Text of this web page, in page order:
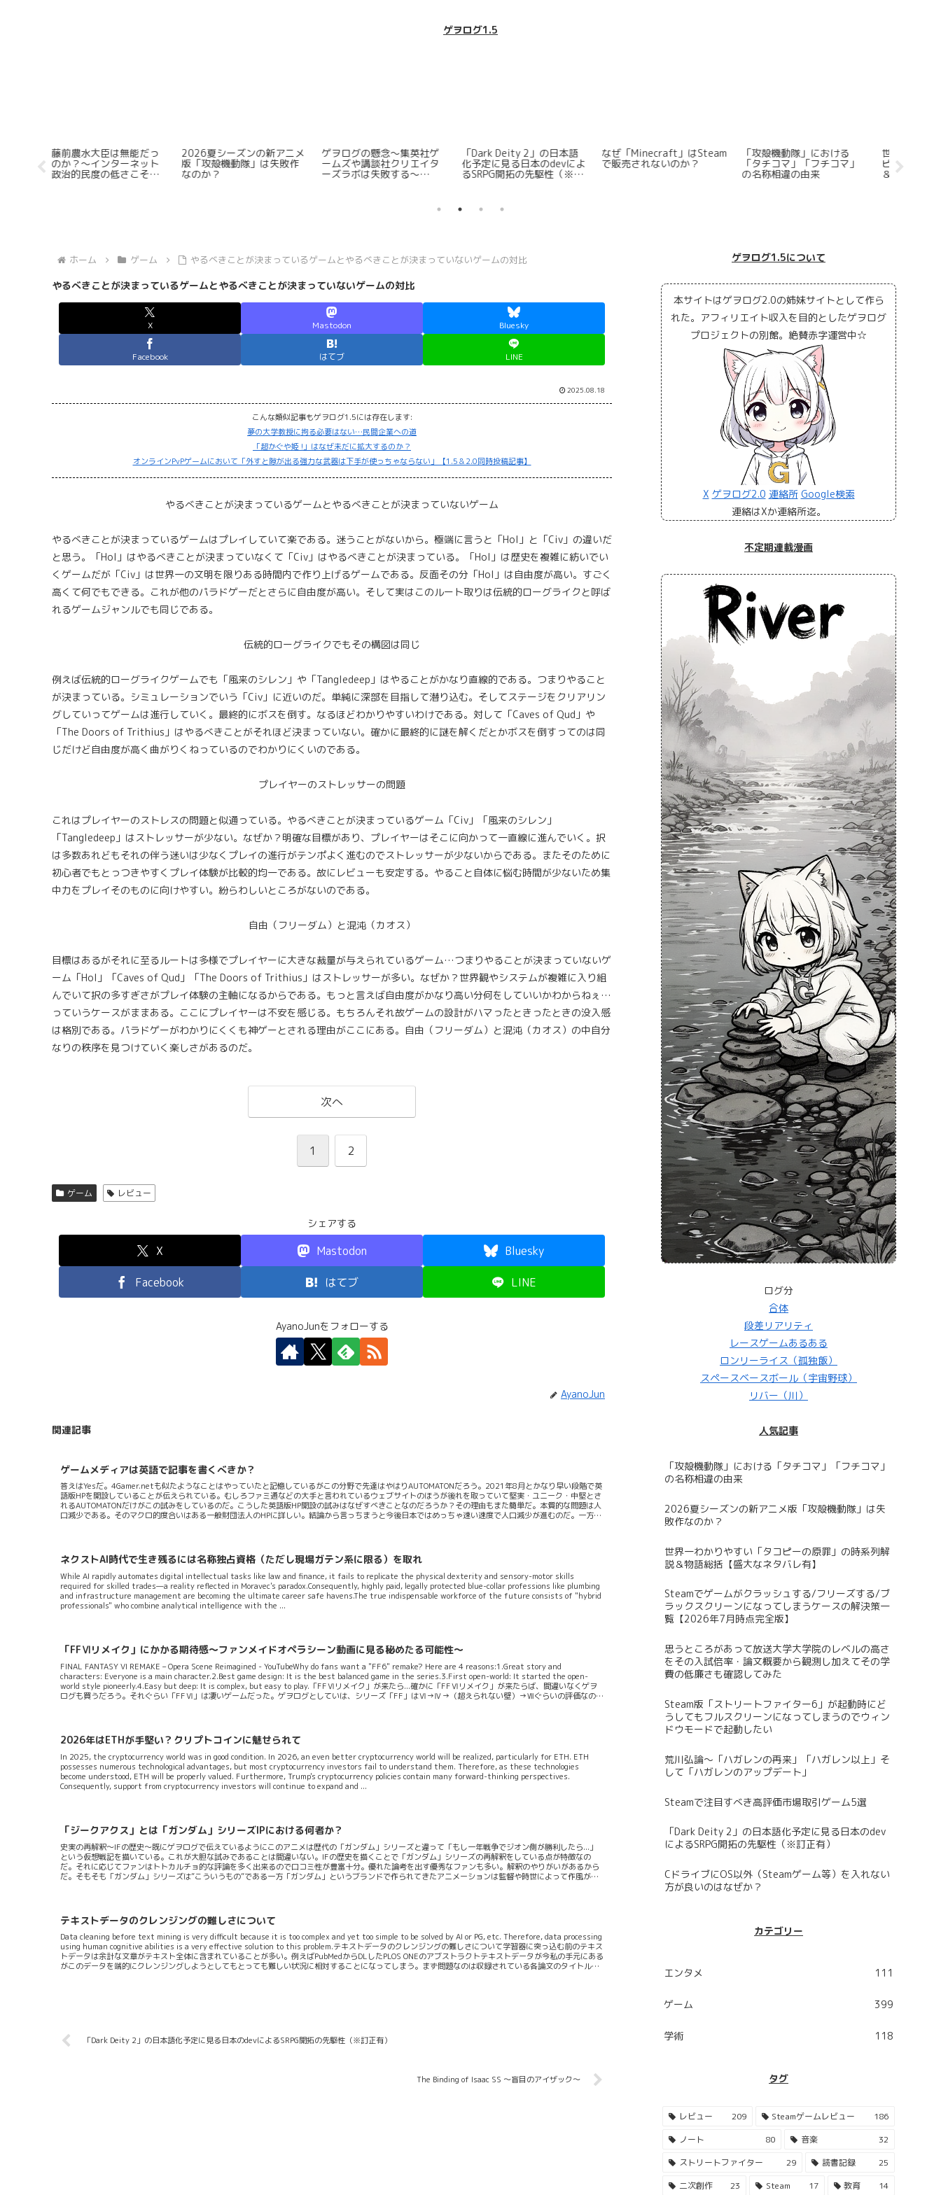
ゲヲログ1.5
世界一わかりやすい「タコ
ピーの原罪」の時系列解説
＆物語総括【盛大なネタバ
Steam版「ストリートファ
イター6」が起動時にどうし
てもフルスクリーンになっ
圧倒的に好評ローグライト
「Hades」はなぜクソゲー
なのか？
Steamでリリースされたロ
ーグライトFPSに思うところ
を全力でまとめてみた
Steamで注目すべき日本語
で遊べる高評価ギャンブル
ゲーマ兼プロスケーター宇
野昌磨~YouTubeライブ配信
を通じて「スト6」の”興
ミニゲー
トに似て
ホーム ゲーム やるべきことが決まっているゲームとやるべきことが決まっていないゲームの対比
やるべきことが決まっているゲームとやるべきことが決まっていないゲームの対比
X Mastodon Bluesky
Facebook はてブ LINE
2025.08.18
こんな類似記事もゲヲログ1.5には存在します:
夢の大学教授に拘る必要はない…民間企業への道
「超かぐや姫 !」はなぜ未だに拡大するのか？
オンラインPvPゲームにおいて「外すと隙が出る強力な武器は下手が使っちゃならない」【1.5＆2.0同時投稿記事】
やるべきことが決まっているゲームとやるべきことが決まっていないゲーム
やるべきことが決まっているゲームはプレイしていて楽である。迷うことがないから。極端に言うと「HoI」と「Civ」の違いだ
と思う。「HoI」はやるべきことが決まっていなくて「Civ」はやるべきことが決まっている。「HoI」は歴史を複雑に紡いでい
くゲームだが「Civ」は世界一の文明を限りある時間内で作り上げるゲームである。反面その分「HoI」は自由度が高い。すごく
高くて何でもできる。これが他のパラドゲーだとさらに自由度が高い。そして実はこのルート取りは伝統的ローグライクと呼ば
れるゲームジャンルでも同じである。
伝統的ローグライクでもその構図は同じ
例えば伝統的ローグライクゲームでも「風来のシレン」や「Tangledeep」はやることがかなり直線的である。つまりやること
が決まっている。シミュレーションでいう「Civ」に近いのだ。単純に深部を目指して潜り込む。そしてステージをクリアリン
グしていってゲームは進行していく。最終的にボスを倒す。なるほどわかりやすいわけである。対して「Caves of Qud」や
「The Doors of Trithius」はやるべきことがそれほど決まっていない。確かに最終的に謎を解くだとかボスを倒すってのは同
じだけど自由度が高く曲がりくねっているのでわかりにくいのである。
プレイヤーのストレッサーの問題
これはプレイヤーのストレスの問題と似通っている。やるべきことが決まっているゲーム「Civ」「風来のシレン」
「Tangledeep」はストレッサーが少ない。なぜか？明確な目標があり、プレイヤーはそこに向かって一直線に進んでいく。択
は多数あれどもそれの伴う迷いは少なくプレイの進行がテンポよく進むのでストレッサーが少ないからである。またそのために
初心者でもとっつきやすくプレイ体験が比較的均一である。故にレビューも安定する。やること自体に悩む時間が少ないため集
中力をプレイそのものに向けやすい。紛らわしいところがないのである。
自由（フリーダム）と混沌（カオス）
目標はあるがそれに至るルートは多様でプレイヤーに大きな裁量が与えられているゲー厶…つまりやることが決まっていないゲ
ーム「HoI」「Caves of Qud」「The Doors of Trithius」はストレッサーが多い。なぜか？世界観やシステムが複雑に入り組
んでいて択の多すぎさがプレイ体験の主軸になるからである。もっと言えば自由度がかなり高い分何をしていいかわからねぇ…
っていうケースがままある。ここにプレイヤーは不安を感じる。もちろんそれ故ゲームの設計がハマったときったときの没入感
は格別である。パラドゲーがわかりにくくも神ゲーとされる理由がここにある。自由（フリーダム）と混沌（カオス）の中自分
なりの秩序を見つけていく楽しさがあるのだ。
次へ
1 2
ゲーム レビュー
シェアする
X Mastodon Bluesky
Facebook はてブ LINE
AyanoJunをフォローする
AyanoJun
関連記事
ゲームメディアは英語で記事を書くべきか？
答えはYesだ。4Gamer.netも似たようなことはやっていたと記憶しているがこの分野で先達はやはりAUTOMATONだろう。2021年8月とかなり早い段階で英
語版HPを開設していることが伝えられている。むしろファミ通などの大手と言われているウェブサイトのほうが後れを取っていて堅実・ユニーク・中堅とさ
れるAUTOMATONだけがこの試みをしているのだ。こうした英語版HP開設の試みはなぜすべきことなのだろうか？その理由もまた簡単だ。本質的な問題は人
口減少である。そのマクロ的度合いはある一般財団法人のHPに詳しい。結論から言っちまうと今後日本ではめっちゃ速い速度で人口減少が進むのだ。一方で
ネクストAI時代で生き残るには名称独占資格（ただし現場ガテン系に限る）を取れ
While AI rapidly automates digital intellectual tasks like law and finance, it fails to replicate the physical dexterity and sensory-motor skills
required for skilled trades—a reality reflected in Moravec's paradox.Consequently, highly paid, legally protected blue-collar professions like plumbing
and infrastructure management are becoming the ultimate career safe havens.The true indispensable workforce of the future consists of "hybrid
professionals" who combine analytical intelligence with the ...
「FFⅥリメイク」にかかる期待感～ファンメイドオペラシーン動画に見る秘めたる可能性～
FINAL FANTASY VI REMAKE – Opera Scene Reimagined - YouTubeWhy do fans want a "FF6" remake? Here are 4 reasons:1.Great story and
characters: Everyone is a main character.2.Best game design: It is the best balanced game in the series.3.First open-world: It started the open-
world style pioneerly.4.Easy but deep: It is complex, but easy to play.「FFⅥリメイク」が来たら...確かに「FFⅥリメイク」が来たらば、間違いなくゲヲ
ログも買うだろう。それぐらい「FFⅥ」は凄いゲームだった。ゲヲログとしていは、シリーズ「FF」はⅥ→Ⅳ→（超えられない壁）→Ⅶぐらいの評価なの
2026年はETHが手堅い？クリプトコインに魅せられて
In 2025, the cryptocurrency world was in good condition. In 2026, an even better cryptocurrency world will be realized, particularly for ETH. ETH
possesses numerous technological advantages, but most cryptocurrency investors fail to understand them. Therefore, as these technologies
become understood, ETH will be properly valued. Furthermore, Trump's cryptocurrency policies contain many forward-thinking perspectives.
Consequently, support from cryptocurrency investors will continue to expand and ...
「ジークアクス」とは「ガンダム」シリーズIPにおける何者か？
史実の再解釈～IFの歴史～既にゲヲログで伝えているようにこのアニメは歴代の「ガンダム」シリーズと違って「もし一年戦争でジオン側が勝利したら...」
という仮想戦記を描いている。これが大胆な試みであることは間違いない。IFの歴史を描くことで「ガンダム」シリーズの再解釈をしている点が特徴なの
だ。それに応じてファンはトトカルチョ的な評論を多く出来るので口コミ性が豊富十分。優れた論考を出す優秀なファンも多い。解釈のやりがいがあるから
だ。そもそも「ガンダム」シリーズは”こういうもの”である一方「ガンダム」というブランドで作られてきたアニメーションは監督や時世によって作風が大
を持...
テキストデータのクレンジングの難しさについて
Data cleaning before text mining is very difficult because it is too complex and yet too simple to be solved by AI or PG, etc. Therefore, data processing
using human cognitive abilities is a very effective solution to this problem.テキストデータのクレンジングの難しさについて学習器に突っ込む前のテキス
トデータは余計な文章がテキスト全体に含まれていることが多い。例えばPubMedからDLしたPLOS ONEのアブストラクトテキストデータが今私の手元にある
がこのデータを端的にクレンジングしようとしてもとっても難しい状況に相対することになってしまう。まず問題なのは収録されている各論文のタイトルを
「Dark Deity 2」の日本語化予定に見る日本のdevによるSRPG開拓の先駆性（※訂正有）
The Binding of Isaac SS ～盲目のアイザック～
ゲヲログ1.5について
本サイトはゲヲログ2.0の姉妹サイトとして作ら
れた。アフィリエイト収入を目的としたゲヲログ
プロジェクトの別館。絶賛赤字運営中☆
X ゲヲログ2.0 連絡所 Google検索
連絡はXか連絡所迄。
不定期連載漫画
ログ分
合体
段差リアリティ
レースゲームあるある
ロンリーライス（孤独飯）
スペースベースボール（宇宙野球）
リバー（川）
人気記事
「攻殻機動隊」における「タチコマ」「フチコマ」
の名称相違の由来
2026夏シーズンの新アニメ版「攻殻機動隊」は失
敗作なのか？
世界一わかりやすい「タコピーの原罪」の時系列解
説＆物語総括【盛大なネタバレ有】
Steamでゲームがクラッシュする/フリーズする/ブ
ラックスクリーンになってしまうケースの解決策一
覧【2026年7月時点完全版】
思うところがあって放送大学大学院のレベルの高さ
をその入試倍率・論文概要から観測し加えてその学
費の低廉さも確認してみた
Steam版「ストリートファイター6」が起動時にど
うしてもフルスクリーンになってしまうのでウィン
ドウモードで起動したい
荒川弘論～「ハガレンの再来」「ハガレン以上」そ
して「ハガレンのアップデート」
Steamで注目すべき高評価市場取引ゲーム5選
「Dark Deity 2」の日本語化予定に見る日本のdev
によるSRPG開拓の先駆性（※訂正有）
CドライブにOS以外（Steamゲーム等）を入れない
方が良いのはなぜか？
カテゴリー
エンタメ 111
ゲーム 399
学術 118
タグ
レビュー 209 Steamゲームレビュー
186
ノート
80 音楽
32
ストリートファイター
29 読書記録
25
二次創作
23 Steam 17 教育 14